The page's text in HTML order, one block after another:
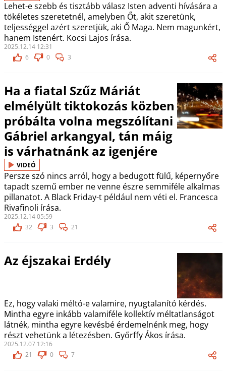
Lehet-e szebb és tisztább válasz Isten adventi hívására a
tökéletes szeretetnél, amelyben Őt, akit szeretünk,
teljességgel azért szeretjük, aki Ő Maga. Nem magunkért,
hanem Istenért. Kocsi Lajos írása.
2025.12.14 12:31
6
0 3
Ha a fiatal Szűz Máriát
elmélyült tiktokozás közben
próbálta volna megszólítani
Gábriel arkangyal, tán máig
is várhatnánk az igenjére
VIDEÓ
Persze szó nincs arról, hogy a bedugott fülű, képernyőre
tapadt szemű ember ne venne észre semmiféle alkalmas
pillanatot. A Black Friday-t például nem véti el. Francesca
Rivafinoli írása.
2025.12.14 05:59
32
3 21
Az éjszakai Erdély
Ez, hogy valaki méltó-e valamire, nyugtalanító kérdés.
Mintha egyre inkább valamiféle kollektív méltatlanságot
látnék, mintha egyre kevésbé érdemelnénk meg, hogy
részt vehetünk a létezésben. Győrffy Ákos írása.
2025.12.07 12:16
21
0 7